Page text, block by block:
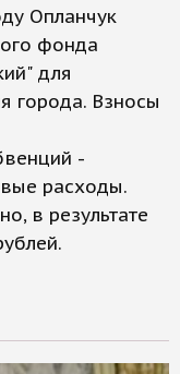
Опланчук
фонда
для
города. Взносы
-
расходы.
в результате